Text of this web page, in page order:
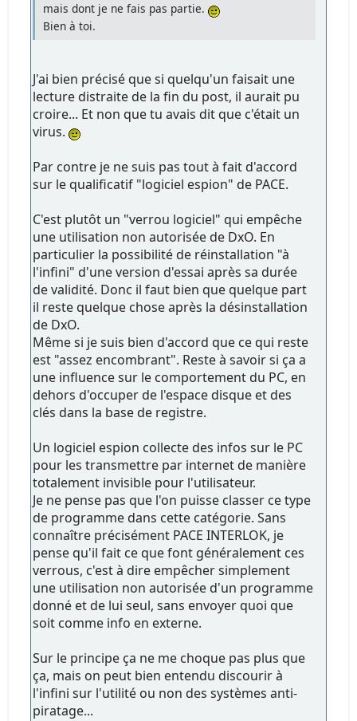
mais dont je ne fais pas partie.
Bien à toi.
J'ai bien précisé que si quelqu'un faisait une
lecture distraite de la fin du post, il aurait pu
croire... Et non que tu avais dit que c'était un
virus.
Par contre je ne suis pas tout à fait d'accord
sur le qualificatif "logiciel espion" de PACE.
C'est plutôt un "verrou logiciel" qui empêche
une utilisation non autorisée de DxO. En
particulier la possibilité de réinstallation "à
l'infini" d'une version d'essai après sa durée
de validité. Donc il faut bien que quelque part
il reste quelque chose après la désinstallation
de DxO.
Même si je suis bien d'accord que ce qui reste
est "assez encombrant". Reste à savoir si ça a
une influence sur le comportement du PC, en
dehors d'occuper de l'espace disque et des
clés dans la base de registre.
Un logiciel espion collecte des infos sur le PC
pour les transmettre par internet de manière
totalement invisible pour l'utilisateur.
Je ne pense pas que l'on puisse classer ce type
de programme dans cette catégorie. Sans
connaître précisément PACE INTERLOK, je
pense qu'il fait ce que font généralement ces
verrous, c'est à dire empêcher simplement
une utilisation non autorisée d'un programme
donné et de lui seul, sans envoyer quoi que
soit comme info en externe.
Sur le principe ça ne me choque pas plus que
ça, mais on peut bien entendu discourir à
l'infini sur l'utilité ou non des systèmes anti-
piratage...